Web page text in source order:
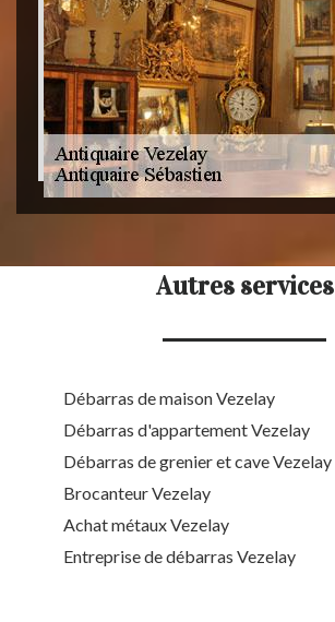
Autres services
Débarras de maison Vezelay
Débarras d'appartement Vezelay
Débarras de grenier et cave Vezelay
Brocanteur Vezelay
Achat métaux Vezelay
Entreprise de débarras Vezelay